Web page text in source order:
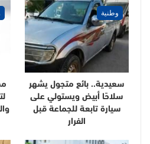
وطنية
سعيدية.. بائع متجول يشهر
سلاحًا أبيض ويستولي على
سيارة تابعة للجماعة قبل
الفرار